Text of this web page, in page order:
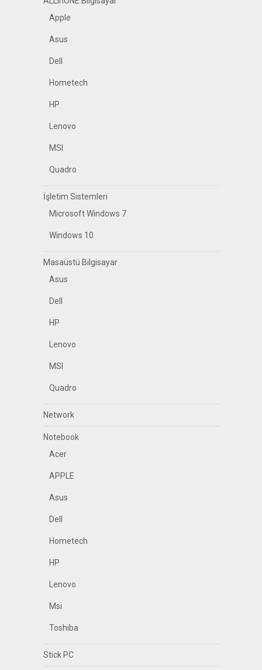
Apple
Asus
Dell
Hometech
HP
Lenovo
MSI
Quadro
İşletim Sistemleri
Microsoft Windows 7
Windows 10
Masaüstü Bilgisayar
Asus
Dell
HP
Lenovo
MSI
Quadro
Network
Notebook
Acer
APPLE
Asus
Dell
Hometech
HP
Lenovo
Msi
Toshiba
Stick PC